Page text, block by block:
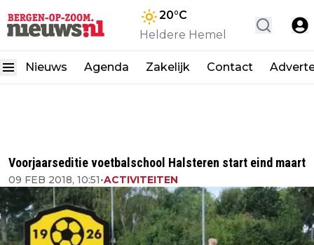
20°C
Heldere Hemel
Nieuws Agenda Zakelijk Contact
Voorjaarseditie voetbalschool Halsteren start eind maart
09 FEB 2018, 10:51•ACTIVITEITEN